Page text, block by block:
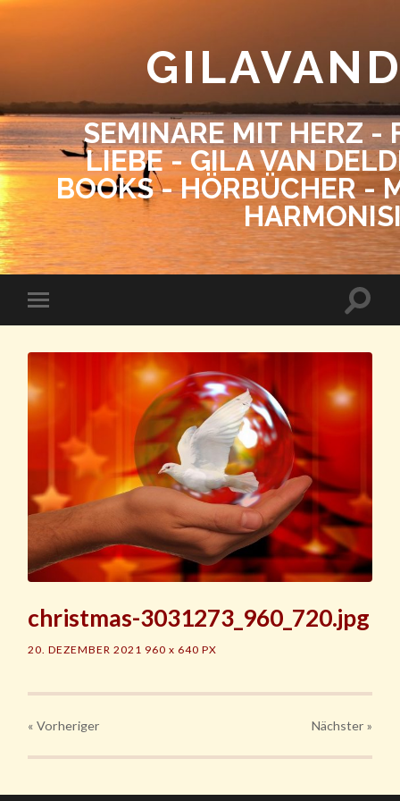
SEMINARE MIT HERZ -
LIEBE - GILA VAN
BOOKS - HÖRBÜCHER -
christmas-3031273_960_720.jpg
20. DEZEMBER 2021 960x 640 PX
« Vorheriger Nächster »